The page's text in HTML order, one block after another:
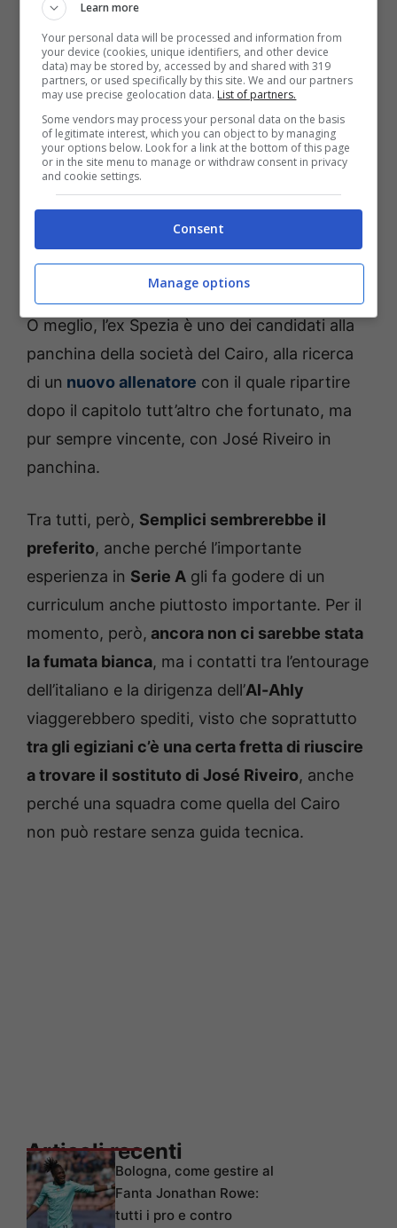
colleghi di
Semplici è uno dei principali candidati alla
panchina dell’Al-Ahly, che da poco si è
separato da José Riveiro, che alla guida della
società del Cairo è riuscito a laurearsi
campione d’Egitto nella passata stagione.
È stato scelto l’italiano: sarà lui
il nuovo allenatore
L’Al-Ahly avrebbe scelto Leonardo Semplici.
O meglio, l’ex Spezia è uno dei candidati alla
panchina della società del Cairo, alla ricerca
di un nuovo allenatore con il quale ripartire
dopo il capitolo tutt’altro che fortunato, ma
pur sempre vincente, con José Riveiro in
panchina.
Tra tutti, però, Semplici sembrerebbe il
preferito, anche perché l’importante
esperienza in Serie A gli fa godere di un
curriculum anche piuttosto importante. Per il
momento, però, ancora non ci sarebbe stata
la fumata bianca, ma i contatti tra l’entourage
dell’italiano e la dirigenza dell’Al-Ahly
viaggerebbero spediti, visto che soprattutto
tra gli egiziani c’è una certa fretta di riuscire
a trovare il sostituto di José Riveiro, anche
perché una squadra come quella del Cairo
non può restare senza guida tecnica.
Articoli recenti
Bologna, come gestire al
Fanta Jonathan Rowe:
tutti i pro e contro
Learn more
Your personal data will be processed and information from
your device (cookies, unique identifiers, and other device
data) may be stored by, accessed by and shared with 319
partners, or used specifically by this site. We and our partners
may use precise geolocation data. List of partners.
Some vendors may process your personal data on the basis
of legitimate interest, which you can object to by managing
your options below. Look for a link at the bottom of this page
or in the site menu to manage or withdraw consent in privacy
and cookie settings.
Consent
Manage options